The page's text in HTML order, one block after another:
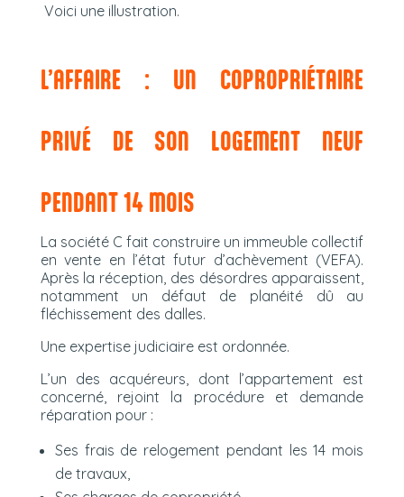
Voici une illustration.
L’AFFAIRE : UN COPROPRIÉTAIRE
PRIVÉ DE SON LOGEMENT NEUF
PENDANT 14 MOIS
La société C fait construire un immeuble collectif
en vente en l’état futur d’achèvement (VEFA).
Après la réception, des désordres apparaissent,
notamment un défaut de planéité dû au
fléchissement des dalles.
Une expertise judiciaire est ordonnée.
L’un des acquéreurs, dont l’appartement est
concerné, rejoint la procédure et demande
réparation pour :
Ses frais de relogement pendant les 14 mois
de travaux,